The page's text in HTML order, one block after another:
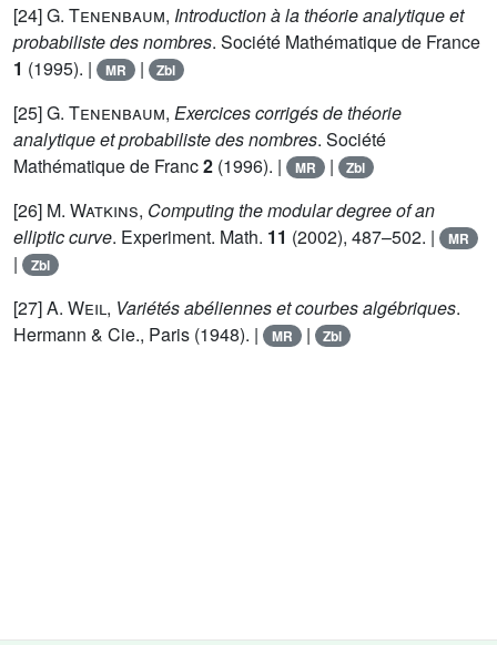
[24]G. Tenenbaum, Introduction à la théorie analytique et
probabiliste des nombres. Société Mathématique de France
1 (1995). | MR | Zbl
[25]G. Tenenbaum, Exercices corrigés de théorie
analytique et probabiliste des nombres. Société
Mathématique de Franc2 (1996). | MR | Zbl
[26] M. Watkins, Computing the modular degree of an
elliptic curve. Experiment. Math. 11 (2002), 487–502. | MR
| Zbl
[27]A. Weil, Variétés abéliennes et courbes algébriques.
Hermann & Cie., Paris (1948). | MR | Zbl